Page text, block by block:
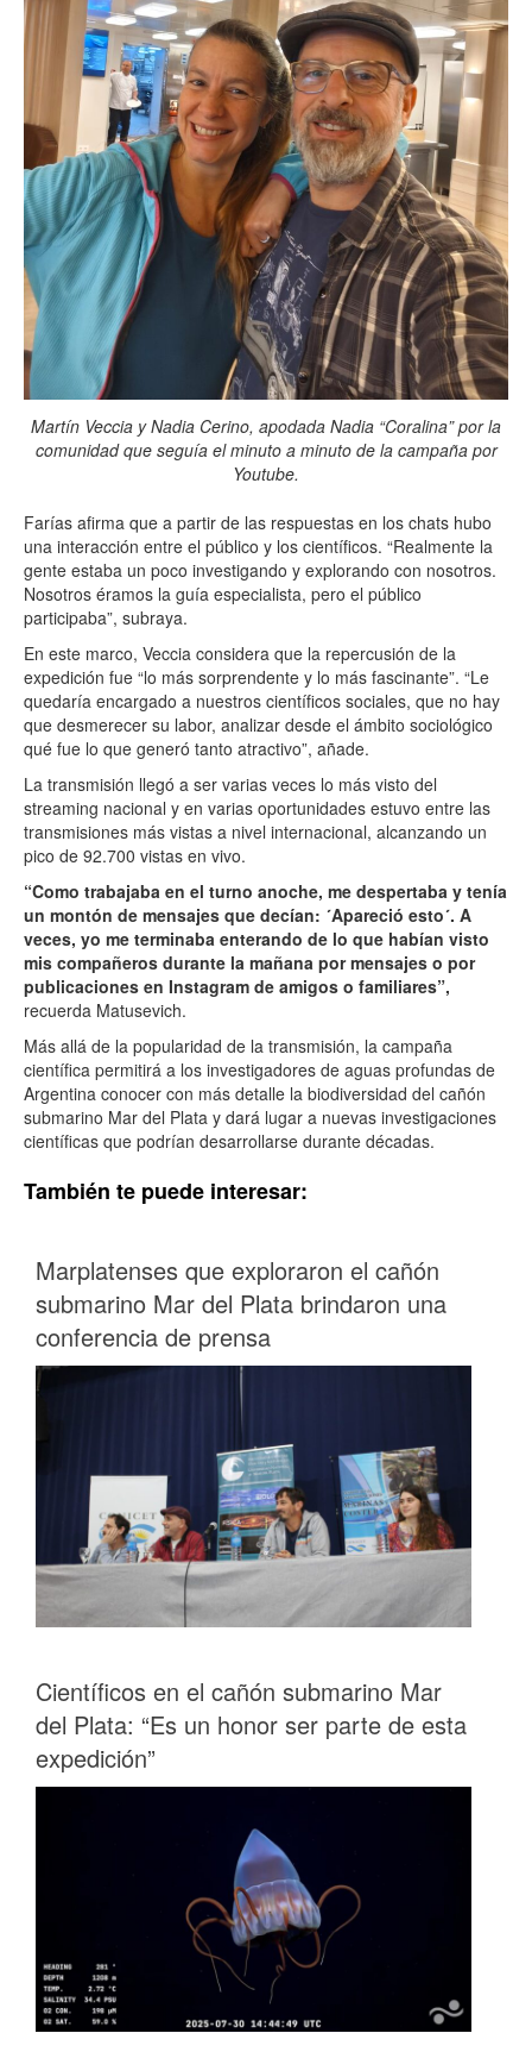
Martín Veccia y Nadia Cerino, apodada Nadia “Coralina” por la
comunidad que seguía el minuto a minuto de la campaña por
Youtube.
Farías afirma que a partir de las respuestas en los chats hubo
una interacción entre el público y los científicos. “Realmente la
gente estaba un poco investigando y explorando con nosotros.
Nosotros éramos la guía especialista, pero el público
participaba”, subraya.
En este marco, Veccia considera que la repercusión de la
expedición fue “lo más sorprendente y lo más fascinante”. “Le
quedaría encargado a nuestros científicos sociales, que no hay
que desmerecer su labor, analizar desde el ámbito sociológico
qué fue lo que generó tanto atractivo”, añade.
La transmisión llegó a ser varias veces lo más visto del
streaming nacional y en varias oportunidades estuvo entre las
transmisiones más vistas a nivel internacional, alcanzando un
pico de 92.700 vistas en vivo.
“Como trabajaba en el turno anoche, me despertaba y tenía
un montón de mensajes que decían: ´Apareció esto´. A
veces, yo me terminaba enterando de lo que habían visto
mis compañeros durante la mañana por mensajes o por
publicaciones en Instagram de amigos o familiares”,
recuerda Matusevich.
Más allá de la popularidad de la transmisión, la campaña
científica permitirá a los investigadores de aguas profundas de
Argentina conocer con más detalle la biodiversidad del cañón
submarino Mar del Plata y dará lugar a nuevas investigaciones
científicas que podrían desarrollarse durante décadas.
También te puede interesar:
Marplatenses que exploraron el cañón
submarino Mar del Plata brindaron una
conferencia de prensa
Científicos en el cañón submarino Mar
del Plata: “Es un honor ser parte de esta
expedición”